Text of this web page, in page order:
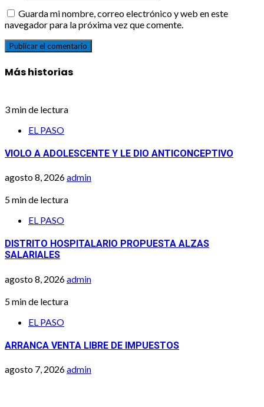
Guarda mi nombre, correo electrónico y web en este
navegador para la próxima vez que comente.
Más historias
3 min de lectura
EL PASO
VIOLO A ADOLESCENTE Y LE DIO ANTICONCEPTIVO
agosto 8, 2026admin
5 min de lectura
EL PASO
DISTRITO HOSPITALARIO PROPUESTA ALZAS
SALARIALES
agosto 8, 2026admin
5 min de lectura
EL PASO
ARRANCA VENTA LIBRE DE IMPUESTOS
agosto 7, 2026admin